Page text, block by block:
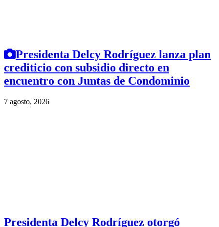
Presidenta Delcy Rodríguez lanza plan
crediticio con subsidio directo en
encuentro con Juntas de Condominio
7 agosto, 2026
Presidenta Delcy Rodríguez otorgó